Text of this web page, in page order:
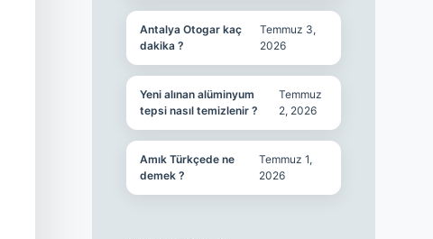
Antalya Otogar kaç
dakika ?
Temmuz 3,
2026
Yeni alınan alüminyum
tepsi nasıl temizlenir ?
Temmuz
2, 2026
Amık Türkçede ne
demek ?
Temmuz 1,
2026